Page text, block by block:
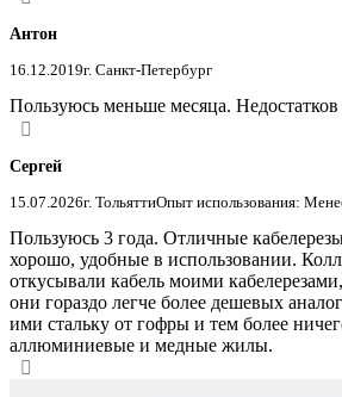
Антон
16.12.2019г. Санкт-Петербург
Пользуюсь меньше месяца.
Сергей
15.07.2026г. ТольяттиОпыт использования:
Пользуюсь 3 года. Отличные
хорошо, удобные в использовании.
откусывали кабель моими
они гораздо легче более дешевых
ими стальку от гофры и тем более
аллюминиевые и медные жилы.